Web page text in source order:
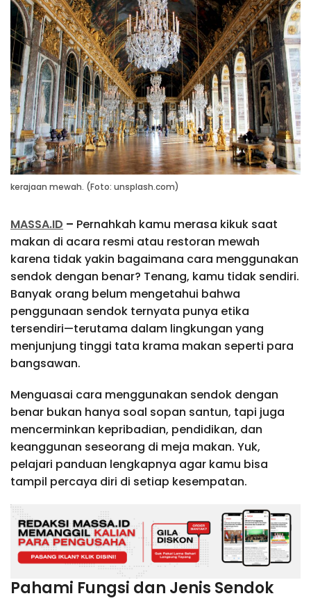
kerajaan mewah. (Foto: unsplash.com)
MASSA.ID – Pernahkah kamu merasa kikuk saat
makan di acara resmi atau restoran mewah
karena tidak yakin bagaimana cara menggunakan
sendok dengan benar? Tenang, kamu tidak sendiri.
Banyak orang belum mengetahui bahwa
penggunaan sendok ternyata punya etika
tersendiri—terutama dalam lingkungan yang
menjunjung tinggi tata krama makan seperti para
bangsawan.
Menguasai cara menggunakan sendok dengan
benar bukan hanya soal sopan santun, tapi juga
mencerminkan kepribadian, pendidikan, dan
keanggunan seseorang di meja makan. Yuk,
pelajari panduan lengkapnya agar kamu bisa
tampil percaya diri di setiap kesempatan.
Pahami Fungsi dan Jenis Sendok